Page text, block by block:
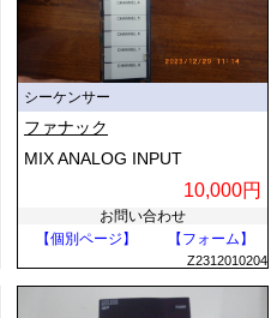
シーケンサー
ファナック
MIX ANALOG INPUT
10,000円
お問い合わせ
【個別ページ】
【フォーム】
Z2312010204